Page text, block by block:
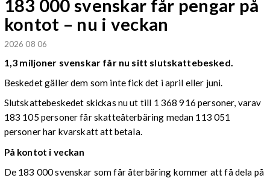
183 000 svenskar får pengar på
kontot – nu i veckan
2026 08 06
1,3 miljoner svenskar får nu sitt slutskattebesked.
Beskedet gäller dem som inte fick det i april eller juni.
Slutskattebeskedet skickas nu ut till 1 368 916 personer, varav
183 105 personer får skatteåterbäring medan 113 051
personer har kvarskatt att betala.
På kontot i veckan
De 183 000 svenskar som får återbäring kommer att få dela på